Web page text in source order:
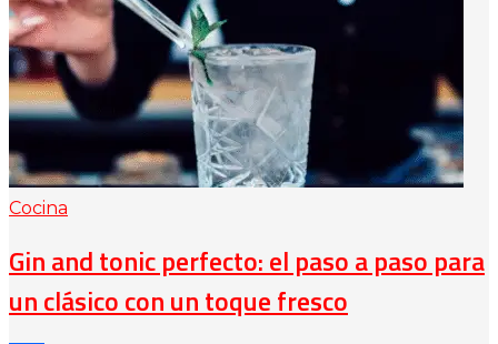
Cocina
Gin and tonic perfecto: el paso a paso para
un clásico con un toque fresco